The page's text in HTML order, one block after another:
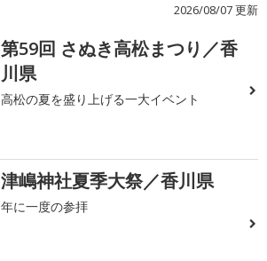
2026/08/07 更新
第59回 さぬき高松まつり／香
川県
高松の夏を盛り上げる一大イベント
津嶋神社夏季大祭／香川県
年に一度の参拝